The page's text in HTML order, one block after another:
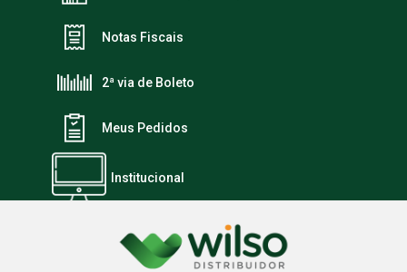
Notas Fiscais
2ª via de Boleto
Meus Pedidos
Institucional